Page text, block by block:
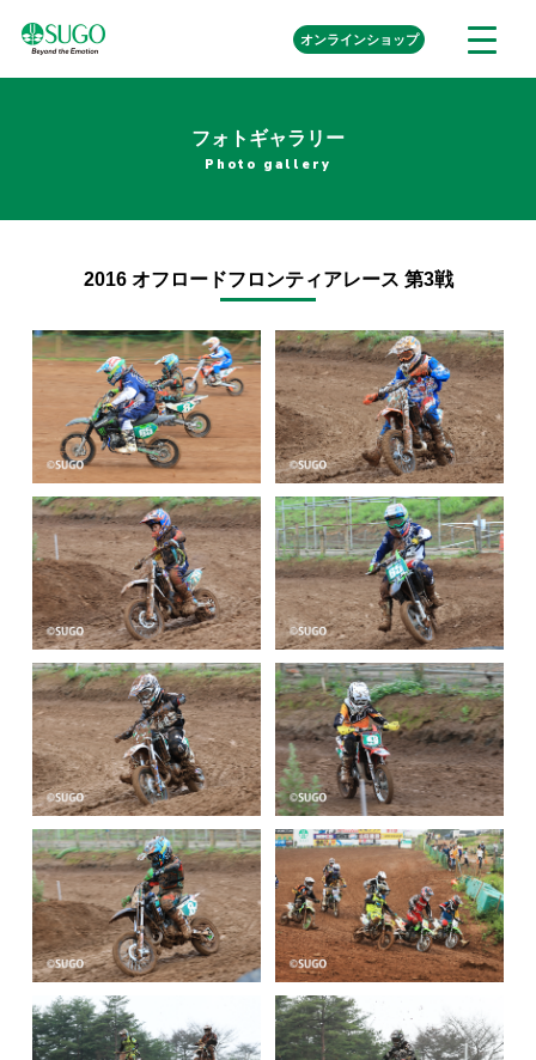
メ
オンラインショップ外
部
フォトギャラリー
Photo gallery
2016 オフロードフロンティアレース 第3戦